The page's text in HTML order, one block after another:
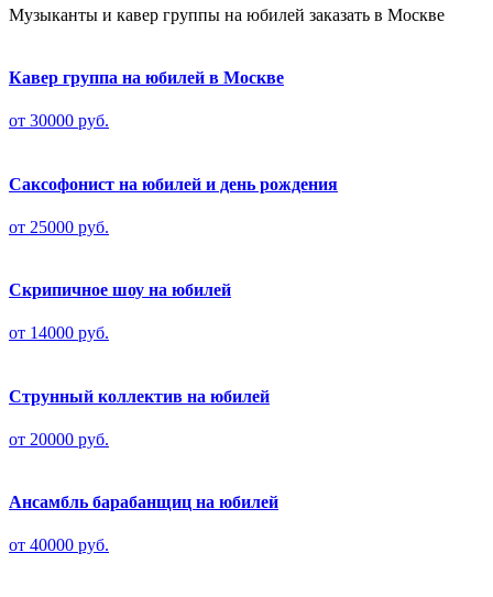
Музыканты и кавер группы на юбилей заказать в Москве
Кавер группа на юбилей в Москве
от 30000 руб.
Саксофонист на юбилей и день рождения
от 25000 руб.
Скрипичное шоу на юбилей
от 14000 руб.
Струнный коллектив на юбилей
от 20000 руб.
Ансамбль барабанщиц на юбилей
от 40000 руб.